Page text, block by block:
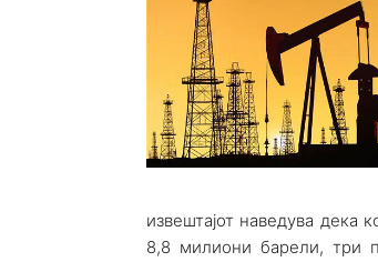
извештајот наведува дека
8,8 милиони барели, три